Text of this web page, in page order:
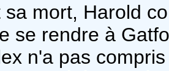
mort, Harold
se rendre à
n'a pas